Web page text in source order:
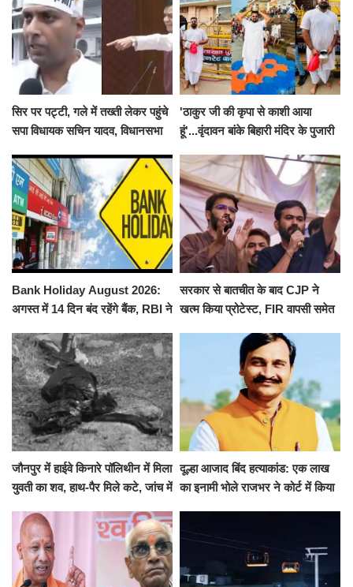
सिर पर पट्टी, गले में तख्ती लेकर पहुंचे
सपा विधायक सचिन यादव, विधानसभा
निलंबित
'ठाकुर जी की कृपा से काशी आया
हूं'...वृंदावन बांके बिहारी मंदिर के पुजारी
जलाभिषेक
Bank Holiday August 2026:
अगस्त में 14 दिन बंद रहेंगे बैंक, RBI ने
सरकार से बातचीत के बाद CJP ने
खत्म किया प्रोटेस्ट, FIR वापसी समेत
जौनपुर में हाईवे किनारे पॉलिथीन में मिला
युवती का शव, हाथ-पैर मिले कटे, जांच में
दूल्हा आजाद बिंद हत्याकांड: एक लाख
का इनामी भोले राजभर ने कोर्ट में किया